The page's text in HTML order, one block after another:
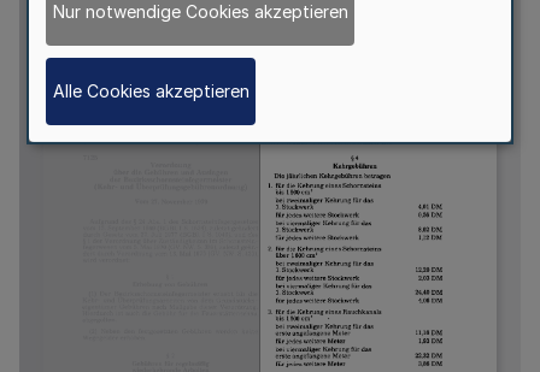
Nur notwendige Cookies akzeptieren
Alle Cookies akzeptieren